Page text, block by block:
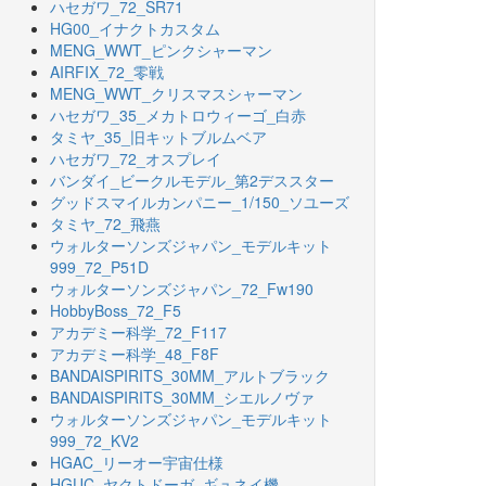
ハセガワ_72_SR71
HG00_イナクトカスタム
MENG_WWT_ピンクシャーマン
AIRFIX_72_零戦
MENG_WWT_クリスマスシャーマン
ハセガワ_35_メカトロウィーゴ_白赤
タミヤ_35_旧キットブルムベア
ハセガワ_72_オスプレイ
バンダイ_ビークルモデル_第2デススター
グッドスマイルカンパニー_1/150_ソユーズ
タミヤ_72_飛燕
ウォルターソンズジャパン_モデルキット
999_72_P51D
ウォルターソンズジャパン_72_Fw190
HobbyBoss_72_F5
アカデミー科学_72_F117
アカデミー科学_48_F8F
BANDAISPIRITS_30MM_アルトブラック
BANDAISPIRITS_30MM_シエルノヴァ
ウォルターソンズジャパン_モデルキット
999_72_KV2
HGAC_リーオー宇宙仕様